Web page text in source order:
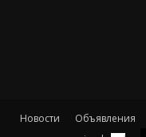
Новости Объявления